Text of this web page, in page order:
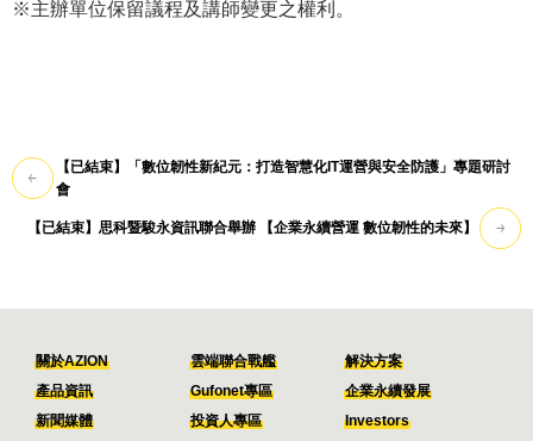
※主辦單位保留議程及講師變更之權利。
【已結束】「數位韌性新紀元：打造智慧化IT運營與安全防護」專題研討
會
【已結束】思科暨駿永資訊聯合舉辦 【企業永續營運 數位韌性的未來】
關於AZION 雲端聯合戰艦
解決方案
產品資訊
Gufonet專區
企業永續發展
新聞媒體
投資人專區 Investors